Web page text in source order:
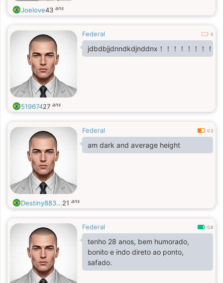
Joelove43 ans
Federal 0
jdbdbjjdnndkdjnddnx！！！！！！！！！
51967427 ans
Federal 0.3
am dark and average height
Destiny883...21 ans
Federal 0.8
tenho 28 anos, bem humorado,
bonito e indo direto ao ponto,
safado.